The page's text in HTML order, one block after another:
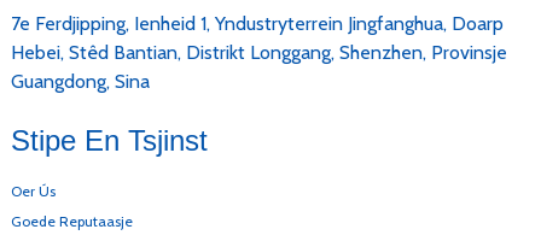
7e Ferdjipping, Ienheid 1, Yndustryterrein Jingfanghua, Doarp
Hebei, Stêd Bantian, Distrikt Longgang, Shenzhen, Provinsje
Guangdong, Sina
Stipe En Tsjinst
Oer Ús
Goede Reputaasje